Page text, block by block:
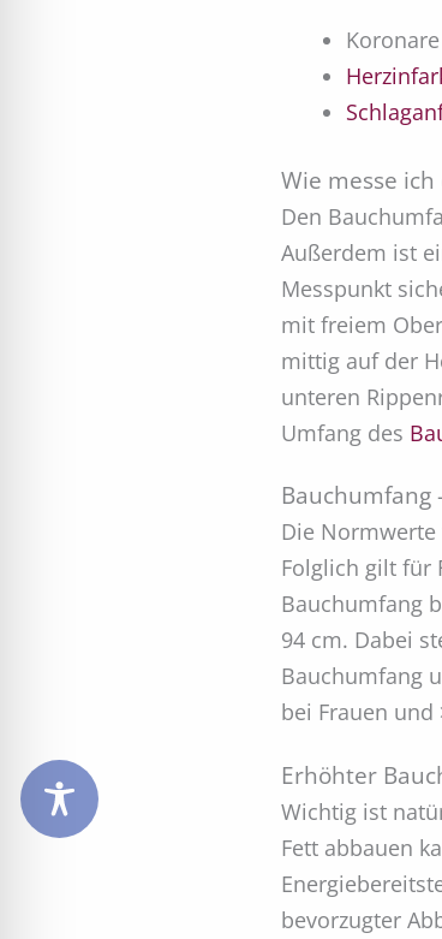
Wie messe
Den
Außerdem ist
Messpunkt
mit freiem
mittig auf der
unteren
Umfang des
Bauchumfang
Die
Folglich gilt für
Bauchumfang
94 cm. Dabei
Bauchumfang
bei Frauen und
Erhöhter
Wichtig ist
Fett abbauen
bevorzugter